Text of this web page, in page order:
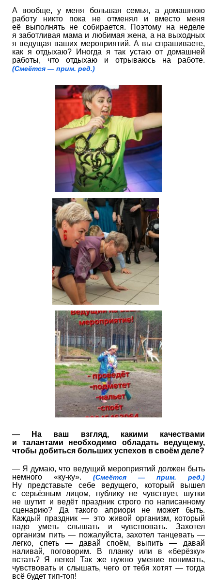
А вообще, у меня большая семья, а домашнюю
работу никто пока не отменял и вместо меня
её выполнять не собирается. Поэтому на неделе
я заботливая мама и любимая жена, а на выходных
я ведущая ваших мероприятий. А вы спрашиваете,
как я отдыхаю? Иногда я так устаю от домашней
работы, что отдыхаю и отрываюсь на работе.
(Смеётся — прим. ред.)
—
На ваш взгляд, какими качествами
и талантами необходимо обладать ведущему,
чтобы добиться больших успехов в своём деле?
— Я думаю, что ведущий мероприятий должен быть
немного «ку-ку». (Смеётся — прим. ред.)
Ну представьте себе ведущего, который вышел
с серьёзным лицом, публику не чувствует, шутки
не шутит и ведёт праздник строго по написанному
сценарию? Да такого априори не может быть.
Каждый праздник — это живой организм, который
надо уметь слышать и чувствовать. Захотел
организм пить — пожалуйста, захотел танцевать —
легко, спеть — давай споём, выпить — давай
наливай, поговорим. В планку или в «берёзку»
встать? Я легко! Так же нужно умение понимать,
чувствовать и слышать, чего от тебя хотят — тогда
всё будет тип-топ!